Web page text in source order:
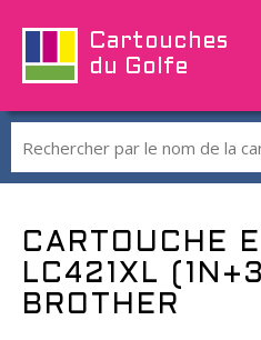
Cartouches
du Golfe
CARTOUCHE
LC421XL
BROTHER